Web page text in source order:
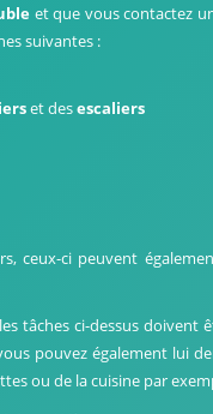
et que vous contactez
suivantes :
et desescaliers
ceux-ci peuvent
tâches ci-dessus doivent
pouvez également lui
ou de la cuisine par